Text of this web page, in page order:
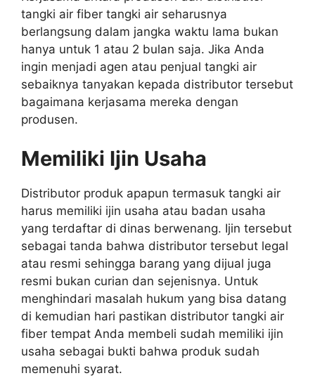
tangki air fiber tangki air seharusnya
berlangsung dalam jangka waktu lama bukan
hanya untuk 1 atau 2 bulan saja. Jika Anda
ingin menjadi agen atau penjual tangki air
sebaiknya tanyakan kepada distributor tersebut
bagaimana kerjasama mereka dengan
produsen.
Memiliki Ijin Usaha
Distributor produk apapun termasuk tangki air
harus memiliki ijin usaha atau badan usaha
yang terdaftar di dinas berwenang. Ijin tersebut
sebagai tanda bahwa distributor tersebut legal
atau resmi sehingga barang yang dijual juga
resmi bukan curian dan sejenisnya. Untuk
menghindari masalah hukum yang bisa datang
di kemudian hari pastikan distributor tangki air
fiber tempat Anda membeli sudah memiliki ijin
usaha sebagai bukti bahwa produk sudah
memenuhi syarat.